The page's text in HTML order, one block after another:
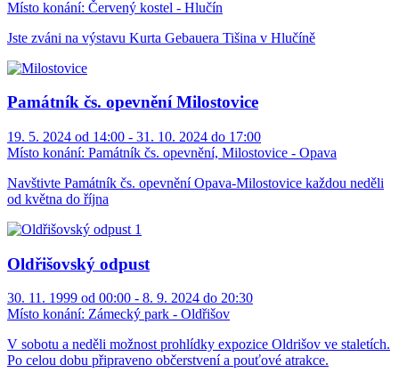
Místo konání: Červený kostel - Hlučín
Jste zváni na výstavu Kurta Gebauera Tišina v Hlučíně
Památník čs. opevnění Milostovice
19. 5. 2024 od 14:00 - 31. 10. 2024 do 17:00
Místo konání: Památník čs. opevnění, Milostovice - Opava
Navštivte Památník čs. opevnění Opava-Milostovice každou neděli
od května do října
Oldřišovský odpust
30. 11. 1999 od 00:00 - 8. 9. 2024 do 20:30
Místo konání: Zámecký park - Oldřišov
V sobotu a neděli možnost prohlídky expozice Oldrišov ve staletích.
Po celou dobu připraveno občerstvení a pouťové atrakce.